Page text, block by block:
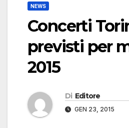
NEWS
Concerti
previsti per
2015
Di Editore
GEN 23, 2015